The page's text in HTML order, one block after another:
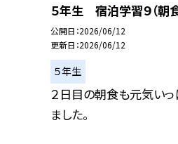
５年生 宿泊学習９（朝食
公開日 2026/06/12
更新日 2026/06/12
５年生
２日目の朝食も元気い
ました。